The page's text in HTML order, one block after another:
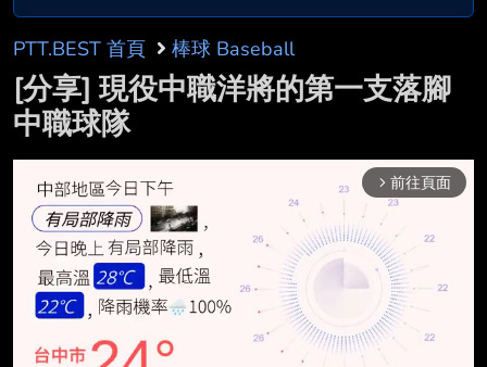
PTT.BEST 首頁 棒球 Baseball
[分享] 現役中職洋將的第一支落腳
中職球隊
arrow_forward_ios 前往頁面